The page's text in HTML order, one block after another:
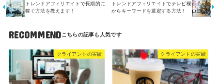
トレンドアフィリエイトで長期的に
稼ぐ方法を教えます！
トレンドアフィリエイトでテレビ欄
からキーワードを選定する方法！
RECOMMEND
クライアントの実績 クライアントの実績